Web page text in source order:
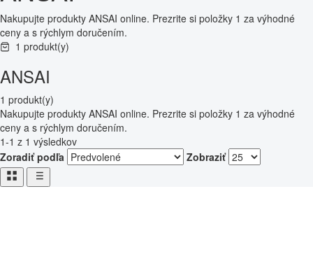
Nakupujte produkty ANSAI online. Prezrite si položky 1 za výhodné
ceny a s rýchlym doručením.
1 produkt(y)
ANSAI
1 produkt(y)
Nakupujte produkty ANSAI online. Prezrite si položky 1 za výhodné
ceny a s rýchlym doručením.
1-1 z 1 výsledkov
Zoradiť podľa
Zobraziť